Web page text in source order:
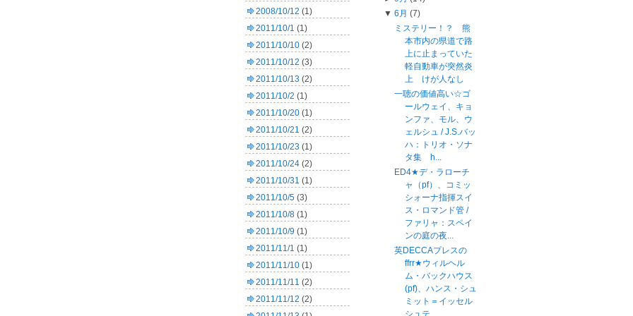
2008/10/12 (1)
2011/10/1 (1)
2011/10/10 (2)
2011/10/12 (3)
2011/10/13 (2)
2011/10/2 (1)
2011/10/20 (1)
2011/10/21 (2)
2011/10/23 (1)
2011/10/24 (2)
2011/10/31 (1)
2011/10/5 (3)
2011/10/8 (1)
2011/10/9 (1)
2011/11/1 (1)
2011/11/10 (1)
2011/11/11 (2)
2011/11/12 (2)
▼ 6月 (7)
ミステリー！？ 熊
本市内の県道で路
上に止まっていた
軽自動車が突然炎
上 けが人なし
一聴の価値高い☆ゴ
ールウェイ、キョ
ンファ、モル、ウ
ェルシュ / J.S.バッ
ハ：トリオ・ソナ
タ集 h...
ED4★デ・ラローチ
ャ（pf）、コミッ
シォーナ指揮スイ
ス・ロマンド管 /
ファリャ：スペイ
ンの庭の夜...
英DECCAプレスの
ffrr★ウィルヘル
ム・バックハウス
(pf)、ハンス・シュ
ミット＝イッセル
シュテ...